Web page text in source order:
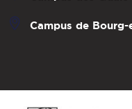
Campus de Bourg-